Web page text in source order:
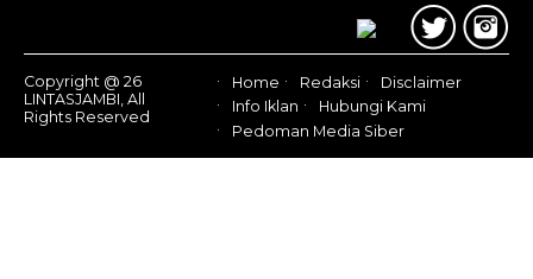
Copyright @ 26
LINTASJAMBI, All
Rights Reserved
Home Redaksi
Disclaimer
Info Iklan
Hubungi Kami
Pedoman Media Siber